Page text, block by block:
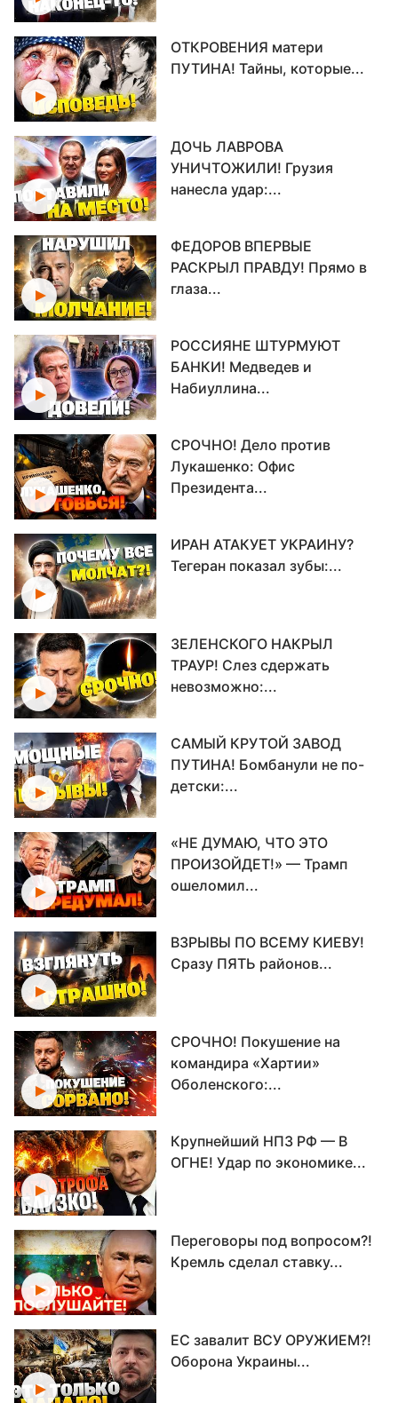
ОТКРОВЕНИЯ матери
ПУТИНА! Тайны, которые...
ДОЧЬ ЛАВРОВА
УНИЧТОЖИЛИ! Грузия
нанесла удар:...
ФЕДОРОВ ВПЕРВЫЕ
РАСКРЫЛ ПРАВДУ! Прямо в
глаза...
РОССИЯНЕ ШТУРМУЮТ
БАНКИ! Медведев и
Набиуллина...
СРОЧНО! Дело против
Лукашенко: Офис
Президента...
ИРАН АТАКУЕТ УКРАИНУ?
Тегеран показал зубы:...
ЗЕЛЕНСКОГО НАКРЫЛ
ТРАУР! Слез сдержать
невозможно:...
САМЫЙ КРУТОЙ ЗАВОД
ПУТИНА! Бомбанули не по-
детски:...
«НЕ ДУМАЮ, ЧТО ЭТО
ПРОИЗОЙДЕТ!» — Трамп
ошеломил...
ВЗРЫВЫ ПО ВСЕМУ КИЕВУ!
Сразу ПЯТЬ районов...
СРОЧНО! Покушение на
командира «Хартии»
Оболенского:...
Крупнейший НПЗ РФ — В
ОГНЕ! Удар по экономике...
Переговоры под вопросом?!
Кремль сделал ставку...
ЕС завалит ВСУ ОРУЖИЕМ?!
Оборона Украины...